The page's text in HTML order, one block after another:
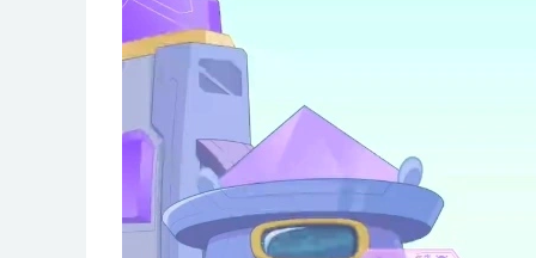
第14集 艰难的选择
第15集 重要的证据
第16集 离开超人的日子
第17集 我是大大怪
第18集 磁力侠
第19集 碎片星危机
第20集 国王的考验